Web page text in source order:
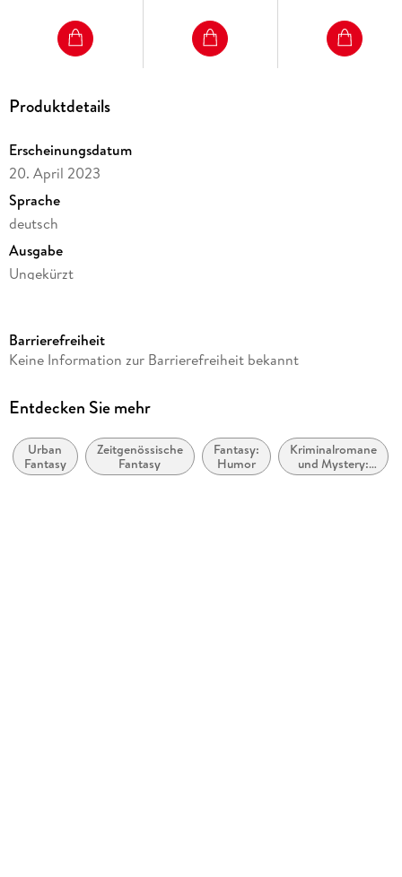
Produktdetails
Erscheinungsdatum
20. April 2023
Sprache
deutsch
Ausgabe
Ungekürzt
Laufzeit
Reihe
Autor/Autorin
Ben Aaronovitch
Barrierefreiheit
Keine Information zur Barrierefreiheit bekannt
Entdecken Sie mehr
Urban
Fantasy
Zeitgenössische
Fantasy
Fantasy:
Humor
Kriminalromane
und Mystery:
Humor